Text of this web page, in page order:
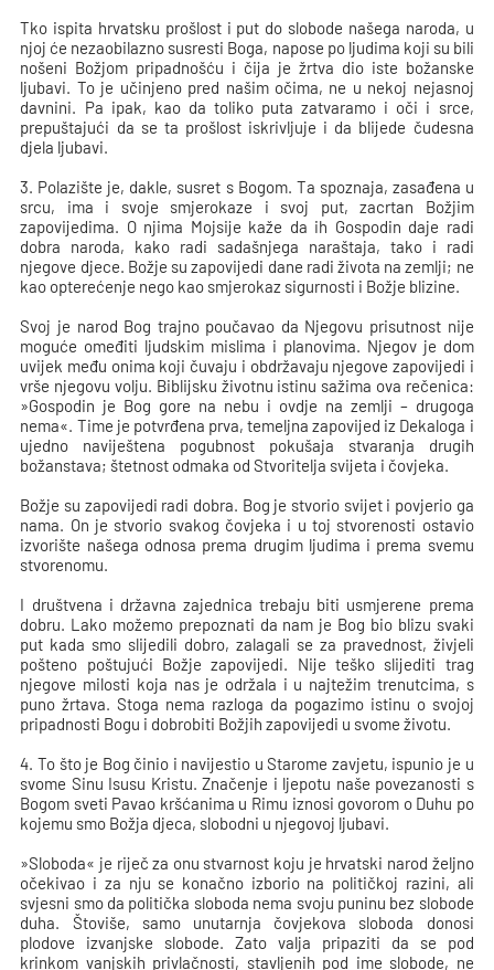
Tko ispita hrvatsku prošlost i put do slobode našega naroda, u
njoj će nezaobilazno susresti Boga, napose po ljudima koji su bili
nošeni Božjom pripadnošću i čija je žrtva dio iste božanske
ljubavi. To je učinjeno pred našim očima, ne u nekoj nejasnoj
davnini. Pa ipak, kao da toliko puta zatvaramo i oči i srce,
prepuštajući da se ta prošlost iskrivljuje i da blijede čudesna
djela ljubavi.
3. Polazište je, dakle, susret s Bogom. Ta spoznaja, zasađena u
srcu, ima i svoje smjerokaze i svoj put, zacrtan Božjim
zapovijedima. O njima Mojsije kaže da ih Gospodin daje radi
dobra naroda, kako radi sadašnjega naraštaja, tako i radi
njegove djece. Božje su zapovijedi dane radi života na zemlji; ne
kao opterećenje nego kao smjerokaz sigurnosti i Božje blizine.
Svoj je narod Bog trajno poučavao da Njegovu prisutnost nije
moguće omeđiti ljudskim mislima i planovima. Njegov je dom
uvijek među onima koji čuvaju i obdržavaju njegove zapovijedi i
vrše njegovu volju. Biblijsku životnu istinu sažima ova rečenica:
»Gospodin je Bog gore na nebu i ovdje na zemlji – drugoga
nema«. Time je potvrđena prva, temeljna zapovijed iz Dekaloga i
ujedno naviještena pogubnost pokušaja stvaranja drugih
božanstava; štetnost odmaka od Stvoritelja svijeta i čovjeka.
Božje su zapovijedi radi dobra. Bog je stvorio svijet i povjerio ga
nama. On je stvorio svakog čovjeka i u toj stvorenosti ostavio
izvorište našega odnosa prema drugim ljudima i prema svemu
stvorenomu.
I društvena i državna zajednica trebaju biti usmjerene prema
dobru. Lako možemo prepoznati da nam je Bog bio blizu svaki
put kada smo slijedili dobro, zalagali se za pravednost, živjeli
pošteno poštujući Božje zapovijedi. Nije teško slijediti trag
njegove milosti koja nas je održala i u najtežim trenutcima, s
puno žrtava. Stoga nema razloga da pogazimo istinu o svojoj
pripadnosti Bogu i dobrobiti Božjih zapovijedi u svome životu.
4. To što je Bog činio i navijestio u Starome zavjetu, ispunio je u
svome Sinu Isusu Kristu. Značenje i ljepotu naše povezanosti s
Bogom sveti Pavao kršćanima u Rimu iznosi govorom o Duhu po
kojemu smo Božja djeca, slobodni u njegovoj ljubavi.
»Sloboda« je riječ za onu stvarnost koju je hrvatski narod željno
očekivao i za nju se konačno izborio na političkoj razini, ali
svjesni smo da politička sloboda nema svoju puninu bez slobode
duha. Štoviše, samo unutarnja čovjekova sloboda donosi
plodove izvanjske slobode. Zato valja pripaziti da se pod
krinkom vanjskih privlačnosti, stavljenih pod ime slobode, ne